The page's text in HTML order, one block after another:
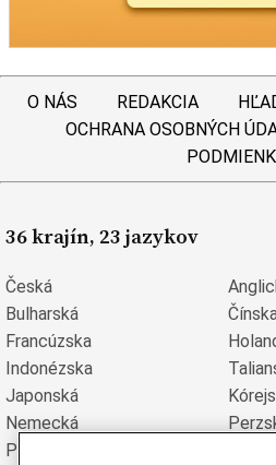
O NÁS REDAKCIA
OCHRANA OSOBNÝCH
36 krajín, 23 jazykov
Česká
Bulharská
Francúzska
Indonézska
Japonská
Nemecká
Poľská